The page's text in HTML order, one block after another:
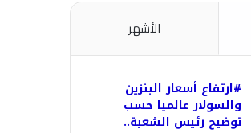
الأشهر
#ارتفاع أسعار البنزين
والسولار عالميا حسب
توضيح رئيس الشعبة..